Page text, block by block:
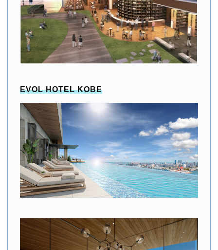
EVOL HOTEL KOBE